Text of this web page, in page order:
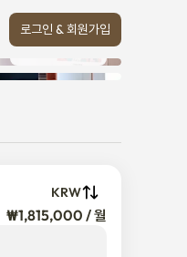
로그인 & 회원가입
모두 보기 (17)
KRW
₩1,815,000 / 월